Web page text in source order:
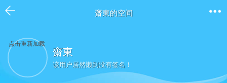
齋東的空间
点击重新加载
齋東
该用户居然懒到没有签名！